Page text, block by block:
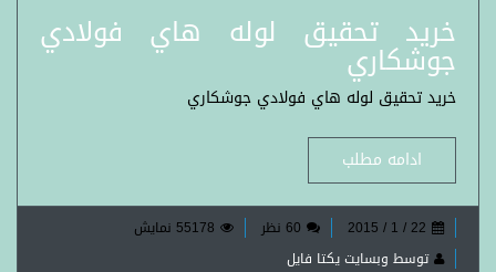
خرید تحقیق لوله هاي فولادي
جوشكاري
خرید تحقیق لوله هاي فولادي جوشكاري
ادامه مطلب
22 / 1 / 2015 60 نظر
55178 نمایش
توسط وبسایت یکتا فایل